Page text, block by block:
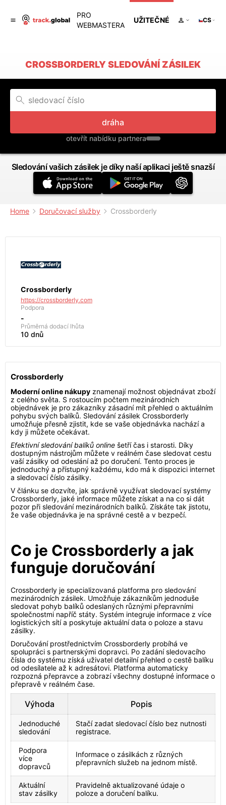
PRO
WEBMASTERA
UŽITEČNÉ CS
CROSSBORDERLY SLEDOVÁNÍ ZÁSILEK
dráha
otevřít nabídku partnera
Sledování vašich zásilek je díky naší aplikaci ještě snazší
Home Doručovací služby Crossborderly
Crossborderly
https://crossborderly.com
Podpora
-
Průměrná dodací lhůta
10 dnů
Crossborderly
Moderní online nákupy znamenají možnost objednávat zboží
z celého světa. S rostoucím počtem mezinárodních
objednávek je pro zákazníky zásadní mít přehled o aktuálním
pohybu svých balíků. Sledování zásilek Crossborderly
umožňuje přesně zjistit, kde se vaše objednávka nachází a
kdy ji můžete očekávat.
Efektivní sledování balíků online šetří čas i starosti. Díky
dostupným nástrojům můžete v reálném čase sledovat cestu
vaší zásilky od odeslání až po doručení. Tento proces je
jednoduchý a přístupný každému, kdo má k dispozici internet
a sledovací číslo zásilky.
V článku se dozvíte, jak správně využívat sledovací systémy
Crossborderly, jaké informace můžete získat a na co si dát
pozor při sledování mezinárodních balíků. Získáte tak jistotu,
že vaše objednávka je na správné cestě a v bezpečí.
Co je Crossborderly a jak
funguje doručování
Crossborderly je specializovaná platforma pro sledování
mezinárodních zásilek. Umožňuje zákazníkům jednoduše
sledovat pohyb balíků odeslaných různými přepravními
společnostmi napříč státy. Systém integruje informace z více
logistických sítí a poskytuje aktuální data o poloze a stavu
zásilky.
Doručování prostřednictvím Crossborderly probíhá ve
spolupráci s partnerskými dopravci. Po zadání sledovacího
čísla do systému získá uživatel detailní přehled o cestě balíku
od odesílatele až k adresátovi. Platforma automaticky
rozpozná přepravce a zobrazí všechny dostupné informace o
přepravě v reálném čase.
Výhoda Popis
Jednoduché
sledování
Stačí zadat sledovací číslo bez nutnosti
registrace.
Podpora
více
dopravců
Informace o zásilkách z různých
přepravních služeb na jednom místě.
Aktuální
stav zásilky
Pravidelně aktualizované údaje o
poloze a doručení balíku.